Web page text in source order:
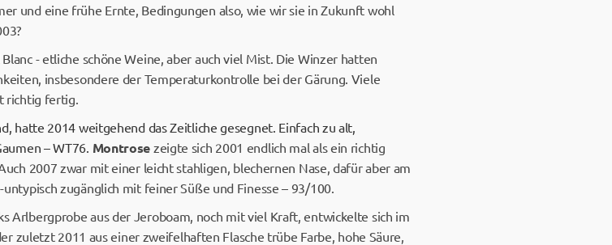
und eine frühe Ernte, Bedingungen also, wie wir sie in Zukunft wohl
- etliche schöne Weine, aber auch viel Mist. Die Winzer hatten
insbesondere der Temperaturkontrolle bei der Gärung. Viele
richtig fertig.
hatte 2014 weitgehend das Zeitliche gesegnet. Einfach zu alt,
– WT76. Montrose zeigte sich 2001 endlich mal als ein richtig
2007 zwar mit einer leicht stahligen, blechernen Nase, dafür aber am
zugänglich mit feiner Süße und Finesse – 93/100.
Arlbergprobe aus der Jeroboam, noch mit viel Kraft, entwickelte sich im
zuletzt 2011 aus einer zweifelhaften Flasche trübe Farbe, hohe Säure,